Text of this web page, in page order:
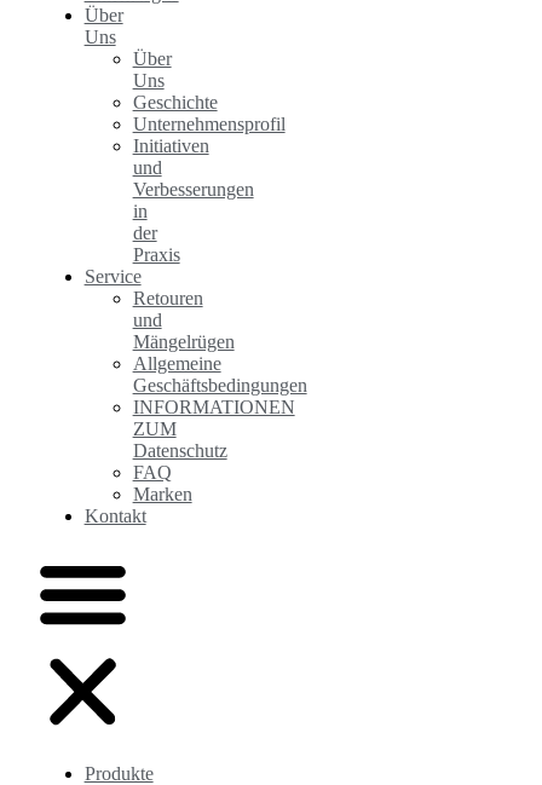
Über
Uns
Über
Uns
Geschichte
Unternehmensprofil
Initiativen
und
Verbesserungen
in
der
Praxis
Service
Retouren
und
Mängelrügen
Allgemeine
Geschäftsbedingungen
INFORMATIONEN
ZUM
Datenschutz
FAQ
Marken
Kontakt
Produkte